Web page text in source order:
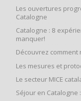
Les ouvertures
Catalogne
Catalogne : 8
manquer!
Découvrez
Les mesures et
Le secteur MICE
Séjour en